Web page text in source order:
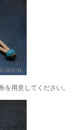
用意してください。